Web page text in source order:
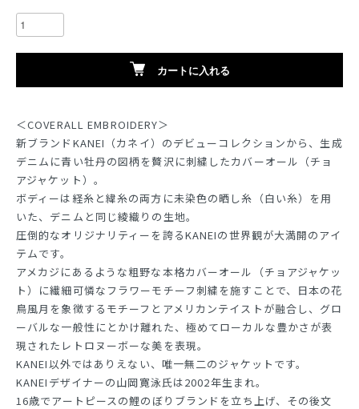
カートに入れる
＜COVERALL EMBROIDERY＞
新ブランドKANEI（カネイ）のデビューコレクションから、生成
デニムに青い牡丹の図柄を贅沢に刺繍したカバーオール（チョ
アジャケット）。
ボディーは経糸と緯糸の両方に未染色の晒し糸（白い糸）を用
いた、デニムと同じ綾織りの生地。
圧倒的なオリジナリティーを誇るKANEIの世界観が大満開のアイ
テムです。
アメカジにあるような粗野な本格カバーオール（チョアジャケッ
ト）に繊細可憐なフラワーモチーフ刺繍を施すことで、日本の花
鳥風月を象徴するモチーフとアメリカンテイストが融合し、グロ
ーバルな一般性にとかけ離れた、極めてローカルな豊かさが表
現されたレトロヌーボーな美を表現。
KANEI以外ではありえない、唯一無二のジャケットです。
KANEIデザイナーの山岡寛泳氏は2002年生まれ。
16歳でアートピースの鯉のぼりブランドを立ち上げ、その後文